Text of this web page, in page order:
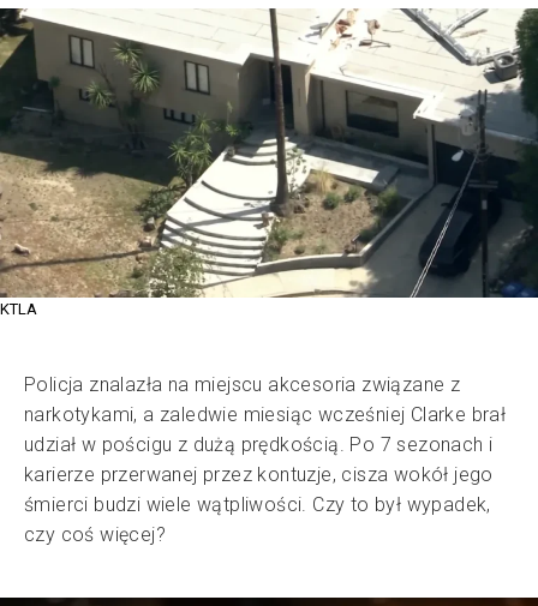
KTLA
Policja znalazła na miejscu akcesoria związane z
narkotykami, a zaledwie miesiąc wcześniej Clarke brał
udział w pościgu z dużą prędkością. Po 7 sezonach i
karierze przerwanej przez kontuzje, cisza wokół jego
śmierci budzi wiele wątpliwości. Czy to był wypadek,
czy coś więcej?